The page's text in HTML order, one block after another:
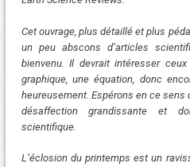
Cet ouvrage, plus détaillé et plus
un peu abscons d’articles
bienvenu. Il devrait intéresser
graphique, une équation, donc
heureusement. Espérons en ce sens
désaffection grandissante et
scientifique.
L’éclosion du printemps est un